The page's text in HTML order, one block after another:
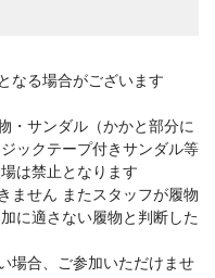
なる場合がございます
・サンダル（かかと部分に
ックテープ付きサンダル等
は禁止となります
ません またスタッフが履物
に適さない履物と判断した
場合、ご参加いただけませ